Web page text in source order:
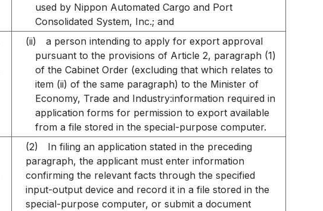
used by Nippon Automated Cargo and Port
Consolidated System, Inc.; and
(ii)
a person intending to apply for export approval
pursuant to the provisions of Article 2, paragraph (1)
of the Cabinet Order (excluding that which relates to
item (ii) of the same paragraph) to the Minister of
Economy, Trade and Industry:information required in
application forms for permission to export available
from a file stored in the special-purpose computer.
(2)
In filing an application stated in the preceding
paragraph, the applicant must enter information
confirming the relevant facts through the specified
input-output device and record it in a file stored in the
special-purpose computer, or submit a document